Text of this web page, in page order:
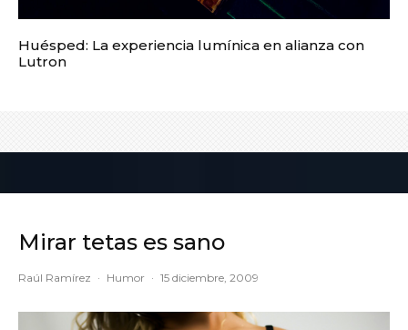
Huésped: La experiencia lumínica en alianza con
Lutron
Mirar tetas es sano
Raúl Ramírez · Humor · 15 diciembre, 2009